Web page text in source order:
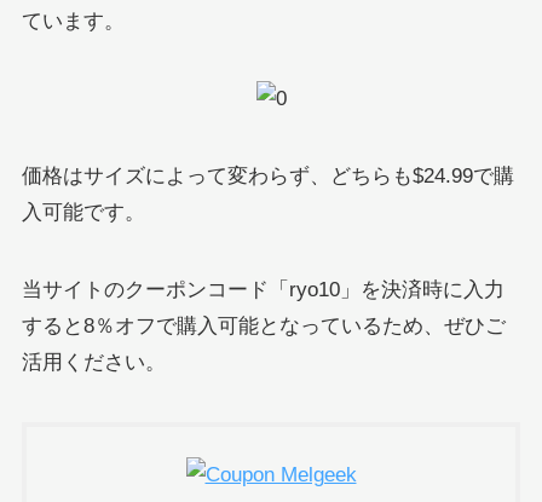
ています。
価格はサイズによって変わらず、どちらも$24.99で購
入可能です。
当サイトのクーポンコード「ryo10」を決済時に入力
すると8％オフで購入可能となっているため、ぜひご
活用ください。